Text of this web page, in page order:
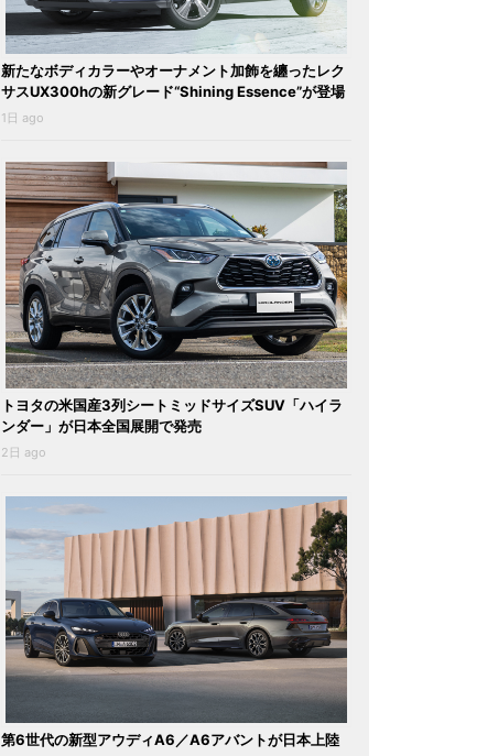
新たなボディカラーやオーナメント加飾を纏ったレク
サスUX300hの新グレード“Shining Essence”が登場
1日 ago
トヨタの米国産3列シートミッドサイズSUV「ハイラ
ンダー」が日本全国展開で発売
2日 ago
第6世代の新型アウディA6／A6アバントが日本上陸